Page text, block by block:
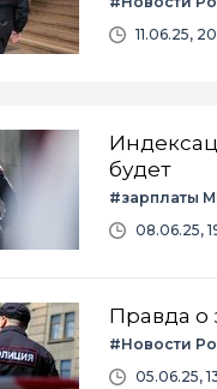
11.06.25,
будет
#зарплаты
08.06.25,
Правда о
#Новости
05.06.25,